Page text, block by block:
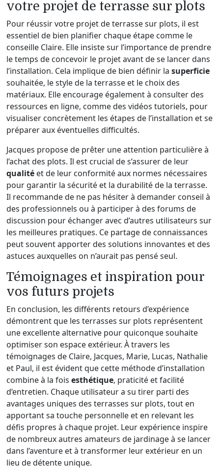
votre projet de terrasse sur plots
Pour réussir votre projet de terrasse sur plots, il est
essentiel de bien planifier chaque étape comme le
conseille Claire. Elle insiste sur l’importance de prendre
le temps de concevoir le projet avant de se lancer dans
l’installation. Cela implique de bien définir lasuperficie
souhaitée, le style de la terrasse et le choix des
matériaux. Elle encourage également à consulter des
ressources en ligne, comme des vidéos tutoriels, pour
visualiser concrètement les étapes de l’installation et se
préparer aux éventuelles difficultés.
Jacques propose de prêter une attention particulière à
l’achat des plots. Il est crucial de s’assurer de leur
qualité et de leur conformité aux normes nécessaires
pour garantir la sécurité et la durabilité de la terrasse.
Il recommande de ne pas hésiter à demander conseil à
des professionnels ou à participer à des forums de
discussion pour échanger avec d’autres utilisateurs sur
les meilleures pratiques. Ce partage de connaissances
peut souvent apporter des solutions innovantes et des
astuces auxquelles on n’aurait pas pensé seul.
Témoignages et inspiration pour
vos futurs projets
En conclusion, les différents retours d’expérience
démontrent que les terrasses sur plots représentent
une excellente alternative pour quiconque souhaite
optimiser son espace extérieur. À travers les
témoignages de Claire, Jacques, Marie, Lucas, Nathalie
et Paul, il est évident que cette méthode d’installation
combine à la foisesthétique, praticité et facilité
d’entretien. Chaque utilisateur a su tirer parti des
avantages uniques des terrasses sur plots, tout en
apportant sa touche personnelle et en relevant les
défis propres à chaque projet. Leur expérience inspire
de nombreux autres amateurs de jardinage à se lancer
dans l’aventure et à transformer leur extérieur en un
lieu de détente unique.